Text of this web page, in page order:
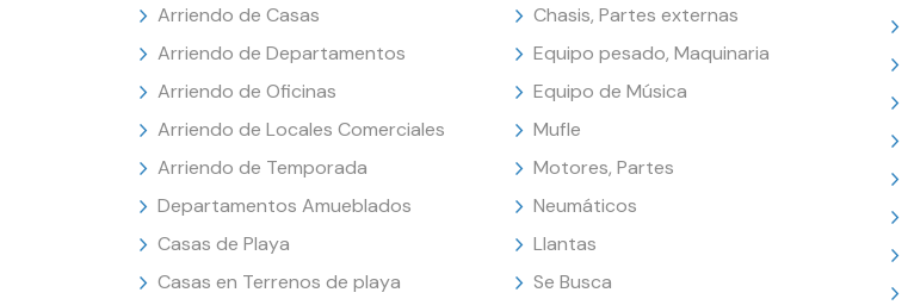
Arriendo de Casas
Arriendo de Departamentos
Arriendo de Oficinas
Arriendo de Locales Comerciales
Arriendo de Temporada
Departamentos Amueblados
Casas de Playa
Casas en Terrenos de playa
Chasis, Partes externas
Equipo pesado, Maquinaria
Equipo de Música
Mufle
Motores, Partes
Neumáticos
Llantas
Se Busca